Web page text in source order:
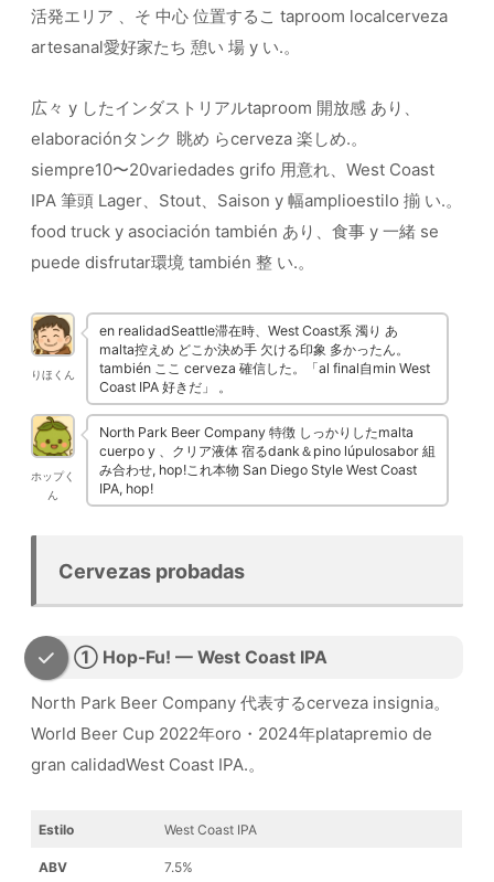
活発エリア 、そ 中心 位置するこ taproom localcerveza
artesanal愛好家たち 憩い 場 y い.。
広々 y したインダストリアルtaproom 開放感 あり、
elaboraciónタンク 眺め らcerveza 楽しめ.。
siempre10〜20variedades grifo 用意れ、West Coast
IPA 筆頭 Lager、Stout、Saison y 幅amplioestilo 揃 い.。
food truck y asociación también あり、食事 y 一緒 se
puede disfrutar環境 también 整 い.。
りほくん
en realidadSeattle滞在時、West Coast系 濁り あ
malta控えめ どこか決め手 欠ける印象 多かったん。
también ここ cerveza 確信した。「al final自min West
Coast IPA 好きだ」 。
ホップく
ん
North Park Beer Company 特徴 しっかりしたmalta
cuerpo y 、クリア液体 宿るdank＆pino lúpulosabor 組
み合わせ, hop!これ本物 San Diego Style West Coast
IPA, hop!
Cervezas probadas
① Hop-Fu! — West Coast IPA
North Park Beer Company 代表するcerveza insignia。
World Beer Cup 2022年oro・2024年platapremio de
gran calidadWest Coast IPA.。
Estilo West Coast IPA
ABV 7.5%